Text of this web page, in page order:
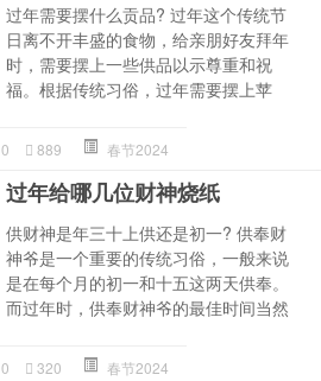
过年需要摆什么贡品? 过年这个传统节
日离不开丰盛的食物，给亲朋好友拜年
时，需要摆上一些供品以示尊重和祝
福。根据传统习俗，过年需要摆上苹
0 889 春节2024
过年给哪几位财神烧纸
供财神是年三十上供还是初一? 供奉财
神爷是一个重要的传统习俗，一般来说
是在每个月的初一和十五这两天供奉。
而过年时，供奉财神爷的最佳时间当然
0 320 春节2024